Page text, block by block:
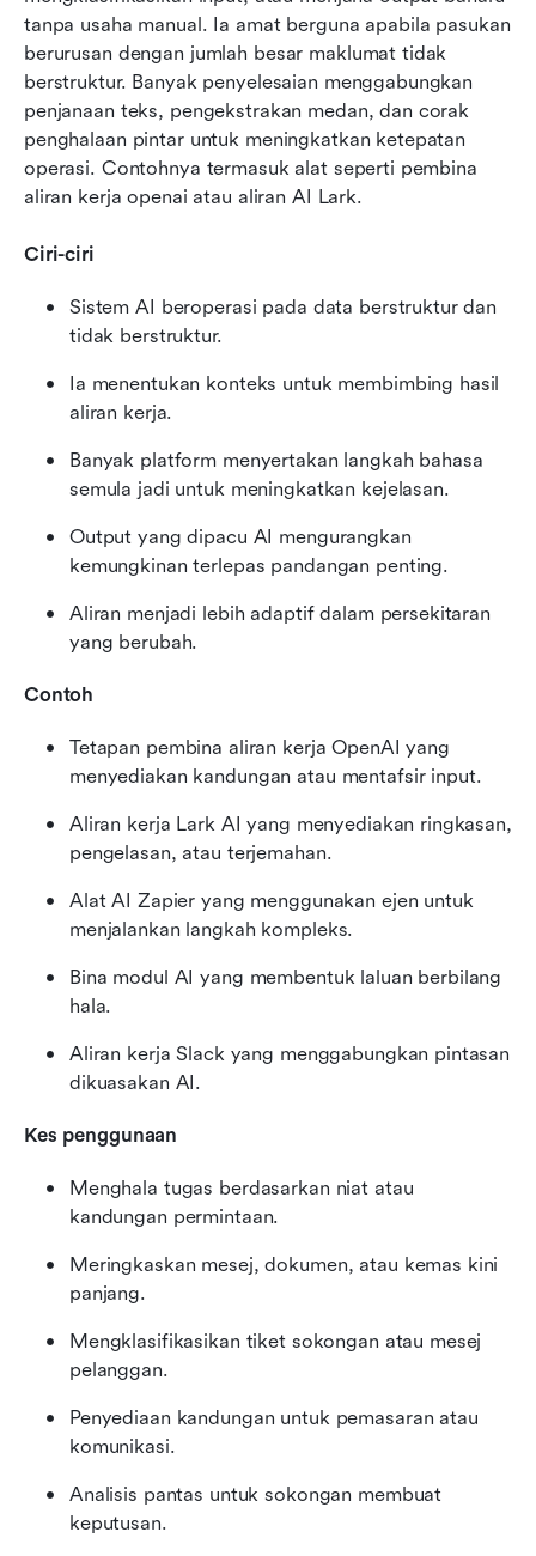
tanpa usaha manual. Ia amat berguna apabila pasukan
berurusan dengan jumlah besar maklumat tidak
berstruktur. Banyak penyelesaian menggabungkan
penjanaan teks, pengekstrakan medan, dan corak
penghalaan pintar untuk meningkatkan ketepatan
operasi. Contohnya termasuk alat seperti pembina
aliran kerja openai atau aliran AI Lark.
Ciri-ciri
Sistem AI beroperasi pada data berstruktur dan
tidak berstruktur.
Ia menentukan konteks untuk membimbing hasil
aliran kerja.
Banyak platform menyertakan langkah bahasa
semula jadi untuk meningkatkan kejelasan.
Output yang dipacu AI mengurangkan
kemungkinan terlepas pandangan penting.
Aliran menjadi lebih adaptif dalam persekitaran
yang berubah.
Contoh
Tetapan pembina aliran kerja OpenAI yang
menyediakan kandungan atau mentafsir input.
Aliran kerja Lark AI yang menyediakan ringkasan,
pengelasan, atau terjemahan.
Alat AI Zapier yang menggunakan ejen untuk
menjalankan langkah kompleks.
Bina modul AI yang membentuk laluan berbilang
hala.
Aliran kerja Slack yang menggabungkan pintasan
dikuasakan AI.
Kes penggunaan
Menghala tugas berdasarkan niat atau
kandungan permintaan.
Meringkaskan mesej, dokumen, atau kemas kini
panjang.
Mengklasifikasikan tiket sokongan atau mesej
pelanggan.
Penyediaan kandungan untuk pemasaran atau
komunikasi.
Analisis pantas untuk sokongan membuat
keputusan.